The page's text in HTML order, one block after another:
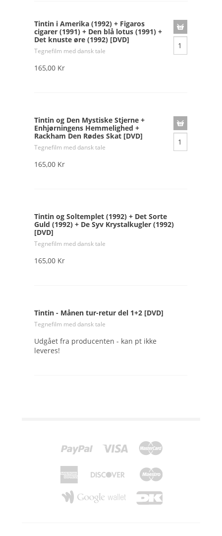
Tintin i Amerika (1992) + Figaros
cigarer (1991) + Den blå lotus (1991) +
Det knuste øre (1992) [DVD]
Tegnefilm med dansk tale
165,00 Kr
Tintin og Den Mystiske Stjerne +
Enhjørningens Hemmelighed +
Rackham Den Rødes Skat [DVD]
Tegnefilm med dansk tale
165,00 Kr
Tintin og Soltemplet (1992) + Det Sorte
Guld (1992) + De Syv Krystalkugler (1992)
[DVD]
Tegnefilm med dansk tale
165,00 Kr
Tintin - Månen tur-retur del 1+2 [DVD]
Tegnefilm med dansk tale
Udgået fra producenten - kan pt ikke
leveres!